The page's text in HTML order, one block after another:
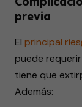
previa
El principal
puede
tiene que
Además: